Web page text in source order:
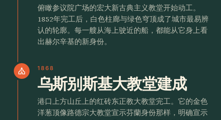
俯瞰参议院广场的宏大新古典主义教堂开始动工。
1852年完工后，白色柱廊与绿色穹顶成了城市最易辨
认的轮廓。每一艘从海上驶近的船，都能从它身上看
出赫尔辛基的新身份。
church 1868
乌斯别斯基大教堂建成
港口上方山丘上的红砖东正教大教堂完工。它的金色
洋葱顶像路德宗大教堂宣示芬蘭身份那样，明确宣示